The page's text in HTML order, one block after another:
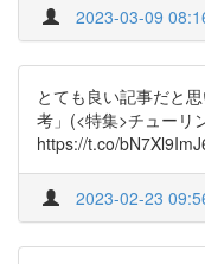
2023-03-09
とても良い記事だと
考」(<特集>チューリ
https://t.co/
2023-02-23